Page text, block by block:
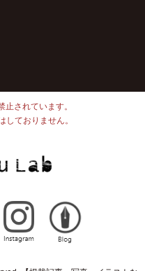
されています。
ておりません。